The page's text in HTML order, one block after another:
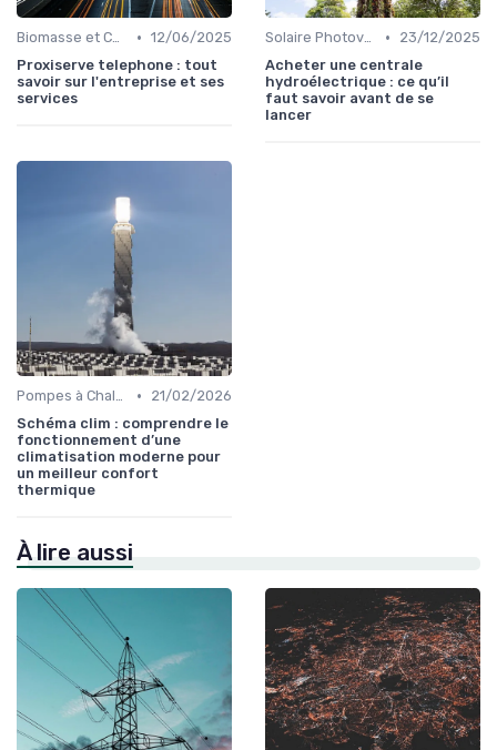
Biomasse et Chauffage Écologique • 12/06/2025
Proxiserve telephone : tout
savoir sur l'entreprise et ses
services
Solaire Photovoltaïque et Thermique •
23/12/2025
Acheter une centrale
hydroélectrique : ce qu’il
faut savoir avant de se
lancer
Pompes à Chaleur et Géothermie •
21/02/2026
Schéma clim : comprendre le
fonctionnement d’une
climatisation moderne pour
un meilleur confort
thermique
À lire aussi